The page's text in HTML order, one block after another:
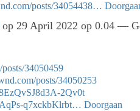
posts/34054438…
op 29 April 2022 op 0.04 —
34050459
posts/34050253
2Qv0t
q7xckbKlrbt… Doorgaan